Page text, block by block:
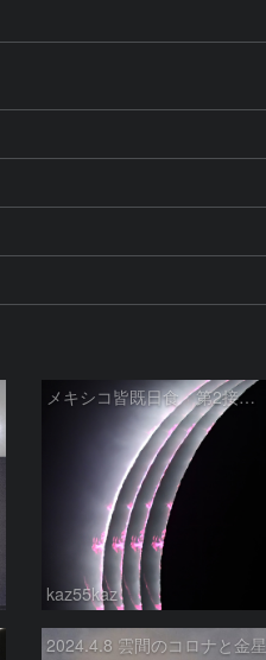
メキシコ皆既日食 第2接触時
kaz55kaz
2024.4.8 雲間のコロナと金星